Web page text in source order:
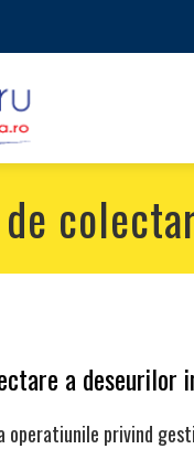
a deseurilor
privind